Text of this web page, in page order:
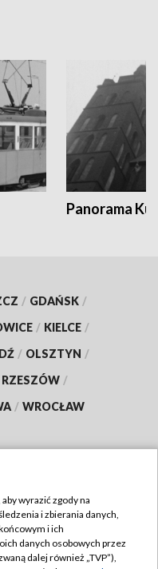
Panorama
/ GDAŃSK /
/ KIELCE /
/ OLSZTYN /
RZESZÓW /
/ WROCŁAW
TVP
wyrazić zgody na
i zbierania danych,
i ich
danych osobowych przez
dalej również „TVP”),